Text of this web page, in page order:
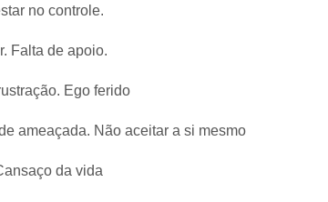
no controle.
Falta de apoio.
Ego ferido
ameaçada. Não aceitar a si mesmo
da vida